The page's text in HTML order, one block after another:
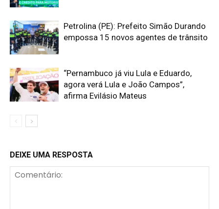
Petrolina (PE): Prefeito Simão Durando
empossa 15 novos agentes de trânsito
“Pernambuco já viu Lula e Eduardo,
agora verá Lula e João Campos”,
afirma Evilásio Mateus
DEIXE UMA RESPOSTA